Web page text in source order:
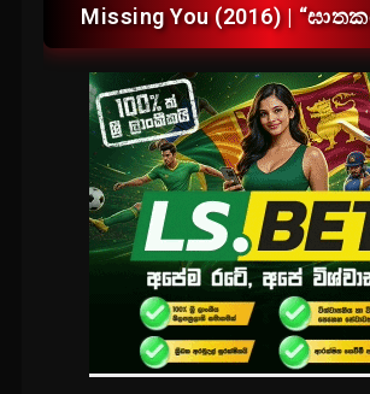
Missing You (2016) |